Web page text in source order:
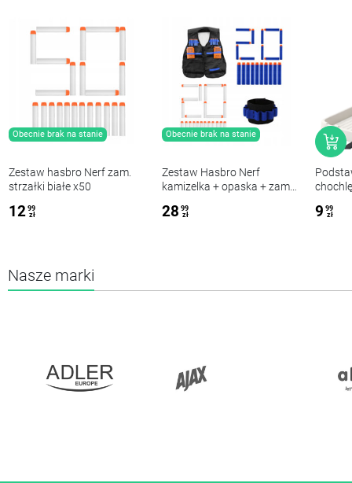
Obecnie brak na stanie
Zestaw hasbro Nerf zam.
strzałki białe x50
12 99
zł
Obecnie brak na stanie
Zestaw Hasbro Nerf
kamizelka + opaska + zam.
białe x20
28 99
zł
9 99
zł
Nasze marki